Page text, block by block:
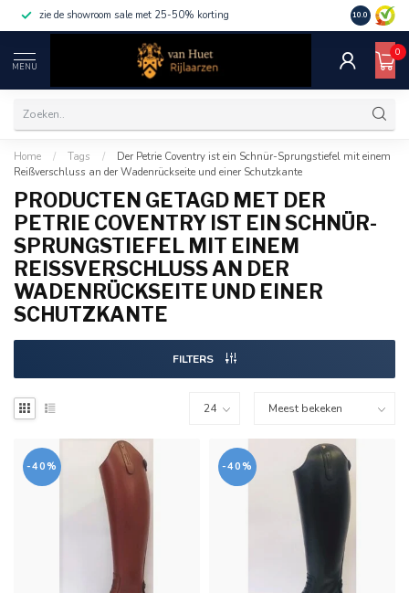
zie de showroom sale met 25-50% korting 10.0
MENU
0
Home / Tags /
Der Petrie Coventry ist ein Schnür-Sprungstiefel mit einem
Reißverschluss an der Wadenrückseite und einer Schutzkante
PRODUCTEN GETAGD MET DER
PETRIE COVENTRY IST EIN SCHNÜR-
SPRUNGSTIEFEL MIT EINEM
REISSVERSCHLUSS AN DER W
ADENRÜCKSEITE UND EINER S
CHUTZKANTE
FILTERS
-40% -40%